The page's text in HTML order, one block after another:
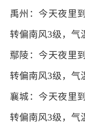
禹州：今天夜里
转偏南风3级，气
鄢陵：今天夜里
转偏南风3级，气
襄城：今天夜里
转偏南风3级，气